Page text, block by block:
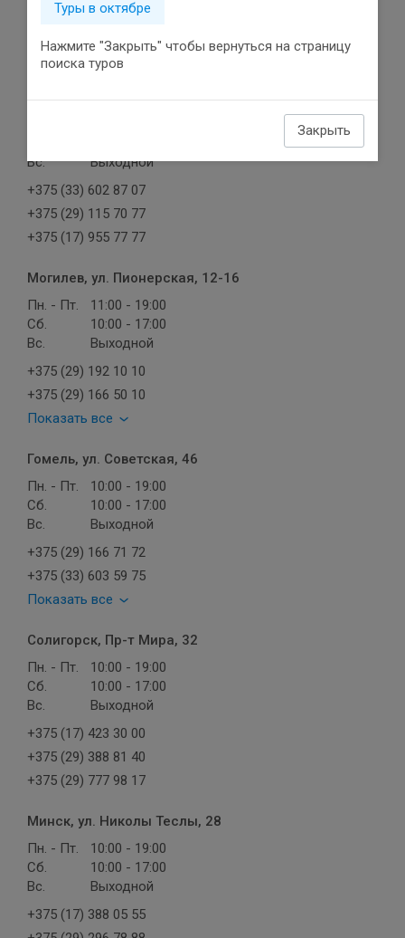
+375 (29) 132 32 24
+375 (15) 260 57 57
Слуцк, ул. Копыльская, 13
Вс.
Выходной
+375 (33) 602 87 07
+375 (29) 115 70 77
+375 (17) 955 77 77
Могилев, ул. Пионерская, 12-16
Пн. - Пт.
11:00 - 19:00
Сб.
10:00 - 17:00
Вс.
Выходной
+375 (29) 192 10 10
+375 (29) 166 50 10
Показать все
Гомель, ул. Советская, 46
Пн. - Пт.
10:00 - 19:00
Сб.
10:00 - 17:00
Вс.
Выходной
+375 (29) 166 71 72
+375 (33) 603 59 75
Показать все
Солигорск, Пр-т Мира, 32
Пн. - Пт.
10:00 - 19:00
Сб.
10:00 - 17:00
Вс.
Выходной
+375 (17) 423 30 00
+375 (29) 388 81 40
+375 (29) 777 98 17
Минск, ул. Николы Теслы, 28
Пн. - Пт.
10:00 - 19:00
Сб.
10:00 - 17:00
Вс.
Выходной
+375 (17) 388 05 55
Туры в октябре
Нажмите "Закрыть" чтобы вернуться на страницу
поиска туров
Закрыть